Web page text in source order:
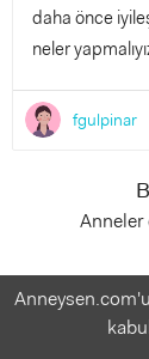
daha önce
neler
fgulpinar
6 Cevap